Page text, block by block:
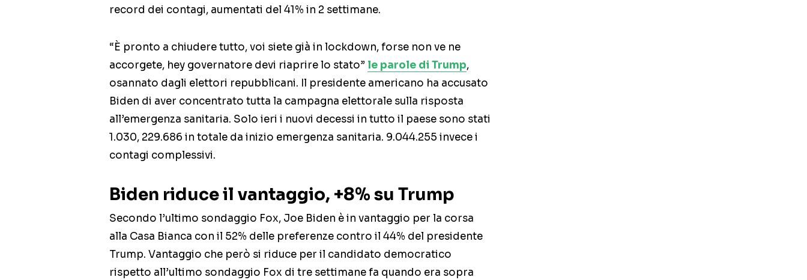
record dei contagi, aumentati del 41% in 2 settimane.
“È pronto a chiudere tutto, voi siete già in lockdown, forse non ve ne
accorgete, hey governatore devi riaprire lo stato” le parole di Trump,
osannato dagli elettori repubblicani. Il presidente americano ha accusato
Biden di aver concentrato tutta la campagna elettorale sulla risposta
all’emergenza sanitaria. Solo ieri i nuovi decessi in tutto il paese sono stati
1.030, 229.686 in totale da inizio emergenza sanitaria. 9.044.255 invece i
contagi complessivi.
Biden riduce il vantaggio, +8% su Trump
Secondo l’ultimo sondaggio Fox, Joe Biden è in vantaggio per la corsa
alla Casa Bianca con il 52% delle preferenze contro il 44% del presidente
Trump. Vantaggio che però si riduce per il candidato democratico
rispetto all’ultimo sondaggio Fox di tre settimane fa quando era sopra